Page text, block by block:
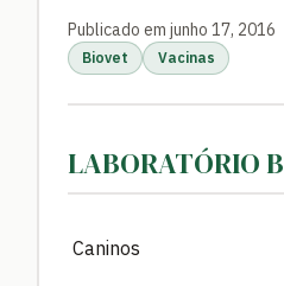
Publicado em junho 17, 2016
Biovet Vacinas
LABORATÓRIO
Caninos